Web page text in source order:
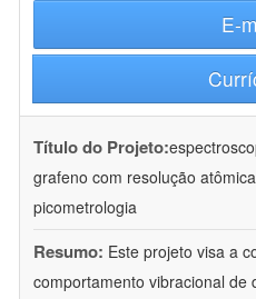
E-
Título do Projeto:
grafeno com resolução
picometrologia
Resumo: Este projeto visa a
comportamento vibracional de